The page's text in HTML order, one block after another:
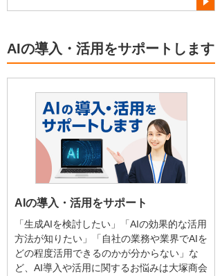
AIの導入・活用をサポートします
AIの導入・活用をサポート
「生成AIを検討したい」「AIの効果的な活用
方法が知りたい」「自社の業務や業界でAIを
どの程度活用できるのかが分からない」な
ど、AI導入や活用に関するお悩みは大塚商会